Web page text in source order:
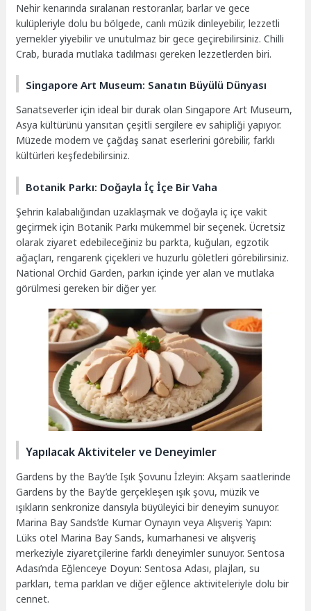
Nehir kenarında sıralanan restoranlar, barlar ve gece
kulüpleriyle dolu bu bölgede, canlı müzik dinleyebilir, lezzetli
yemekler yiyebilir ve unutulmaz bir gece geçirebilirsiniz. Chilli
Crab, burada mutlaka tadılması gereken lezzetlerden biri.
Singapore Art Museum: Sanatın Büyülü Dünyası
Sanatseverler için ideal bir durak olan Singapore Art Museum,
Asya kültürünü yansıtan çeşitli sergilere ev sahipliği yapıyor.
Müzede modern ve çağdaş sanat eserlerini görebilir, farklı
kültürleri keşfedebilirsiniz.
Botanik Parkı: Doğayla İç İçe Bir Vaha
Şehrin kalabalığından uzaklaşmak ve doğayla iç içe vakit
geçirmek için Botanik Parkı mükemmel bir seçenek. Ücretsiz
olarak ziyaret edebileceğiniz bu parkta, kuğuları, egzotik
ağaçları, rengarenk çiçekleri ve huzurlu göletleri görebilirsiniz.
National Orchid Garden, parkın içinde yer alan ve mutlaka
görülmesi gereken bir diğer yer.
Yapılacak Aktiviteler ve Deneyimler
Gardens by the Bay’de Işık Şovunu İzleyin: Akşam saatlerinde
Gardens by the Bay’de gerçekleşen ışık şovu, müzik ve
ışıkların senkronize dansıyla büyüleyici bir deneyim sunuyor.
Marina Bay Sands’de Kumar Oynayın veya Alışveriş Yapın:
Lüks otel Marina Bay Sands, kumarhanesi ve alışveriş
merkeziyle ziyaretçilerine farklı deneyimler sunuyor. Sentosa
Adası’nda Eğlenceye Doyun: Sentosa Adası, plajları, su
parkları, tema parkları ve diğer eğlence aktiviteleriyle dolu bir
cennet.